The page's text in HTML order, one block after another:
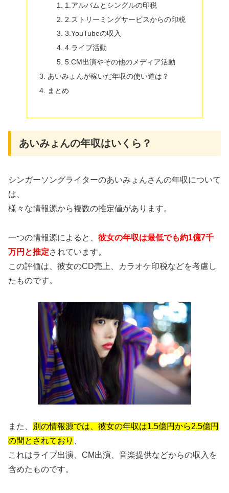
1.アルバムとシングルの印税
2.ストリーミングサービスからの印税
3.YouTubeの収入
4.ライブ活動
5.CM出演やその他のメディア活動
あいみょんが稼いだ年収の使い道は？
まとめ
あいみょんの年収はいくら？
シンガーソングライターのあいみょんさんの年収について
は、
様々な情報源から複数の推定値があります。
一つの情報源によると、 彼女の年収は最低でも約1億7千
万円と推定されています。
この評価は、彼女のCD売上、カラオケ印税などを考慮し
たものです。
また、
別の情報源では、彼女の年収は1.5億円から2.5億円
の間とされており
これはライブ出演、CM出演、音楽提供などからの収入を
含めたものです。